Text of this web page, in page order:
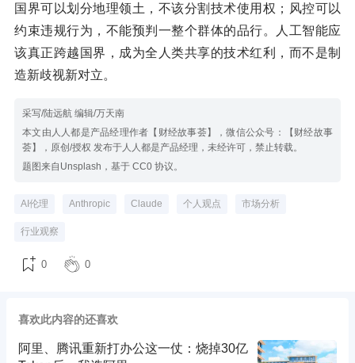
国界可以划分地理领土，不该分割技术使用权；风控可以
约束违规行为，不能预判一整个群体的品行。人工智能应
该真正跨越国界，成为全人类共享的技术红利，而不是制
造新歧视新对立。
采写/陆远航 编辑/万天南
本文由人人都是产品经理作者【财经故事荟】，微信公众号：【财经故事
荟】，原创/授权 发布于人人都是产品经理，未经许可，禁止转载。
题图来自Unsplash，基于 CC0 协议。
AI伦理 Anthropic Claude 个人观点 市场分析
行业观察
0 0
喜欢此内容的还喜欢
阿里、腾讯重新打办公这一仗：烧掉30亿